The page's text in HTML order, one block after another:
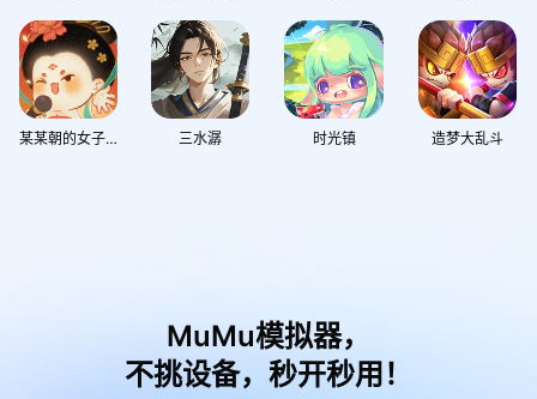
某某朝的女子乐坊 三水潺 时光镇 造梦大乱斗
MuMu模拟器，
不挑设备，秒开秒用！